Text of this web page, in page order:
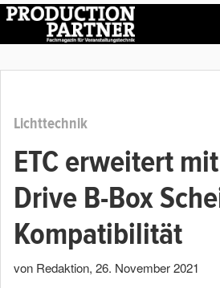
Lichttechnik
ETC erweitert
Drive B-Box
Kompatibilität
von Redaktion, 26. November 2021